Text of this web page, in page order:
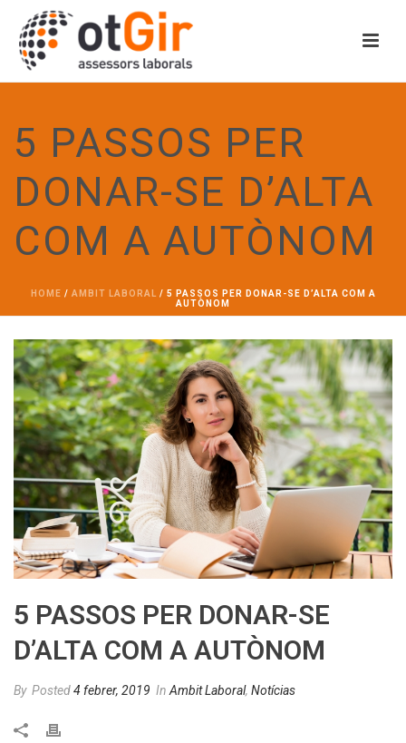
5 PASSOS PER
DONAR-SE D’ALTA
COM A AUTÒNOM
HOME / AMBIT LABORAL / 5 PASSOS PER DONAR-SE D’ALTA COM A
AUTÒNOM
5 PASSOS PER DONAR-SE
D’ALTA COM A AUTÒNOM
By Posted4 febrer, 2019 In Ambit Laboral, Notícias